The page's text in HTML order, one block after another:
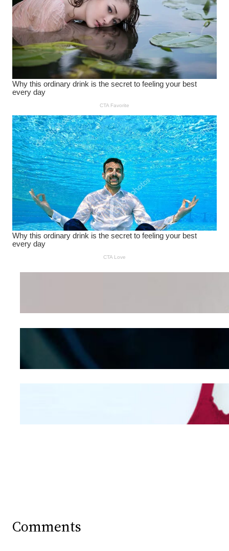
Wanita Pamer Pakaian
Kepribadian
Mengintip Kepribadian
Wanita Dari Warna Bra
Comments